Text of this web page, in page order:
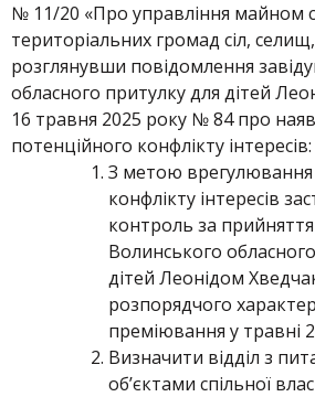
№ 11/20 «Про управління майном
територіальних громад сіл, селищ,
розглянувши повідомлення
обласного притулку для дітей
16 травня 2025 року № 84 про
потенційного конфлікту інтересів:
З метою врегулювання
конфлікту інтересів
контроль за
Волинського
дітей Леонідом
розпорядчого
преміювання у травні
Визначити відділ з
об’єктами спільної